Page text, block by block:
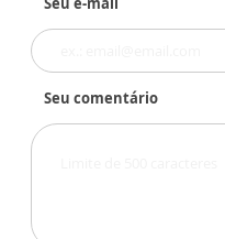
Seu comentário